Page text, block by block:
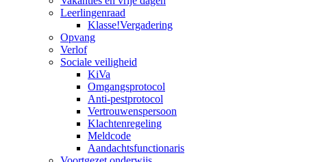
Leerlingenraad
Klasse!Vergadering
Opvang
Verlof
Sociale veiligheid
KiVa
Omgangsprotocol
Anti-pestprotocol
Vertrouwenspersoon
Klachtenregeling
Meldcode
Aandachtsfunctionaris